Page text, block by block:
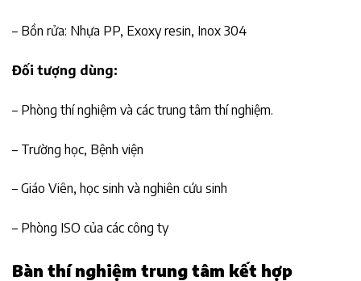
– Bồn rửa: Nhựa PP, Exoxy resin, Inox 304
Đối tượng dùng:
– Phòng thí nghiệm và các trung tâm thí nghiệm.
– Trường học, Bệnh viện
– Giáo Viên, học sinh và nghiên cứu sinh
– Phòng ISO của các công ty
Bàn thí nghiệm trung tâm kết hợp